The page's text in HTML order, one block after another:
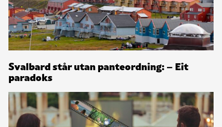
Svalbard står utan panteordning: – Eit
paradoks